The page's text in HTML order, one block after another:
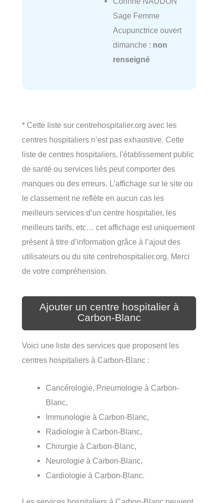
Sage Femme
Acupunctrice ouvert
dimanche : non
renseigné
* Cette liste sur centrehospitalier.org avec les
centres hospitaliers n’est pas exhaustive. Cette
liste de centres hospitaliers, l'établissement public
de santé ou services liés peut comporter des
manques ou des erreurs. L’affichage sur le site ou
le classement ne reflète en aucun cas les
meilleurs services d’un centre hospitalier, les
meilleurs tarifs, etc… cet affichage est uniquement
présent à titre d’information grâce à l’ajout des
utilisateurs ou du site centrehospitalier.org. Merci
de votre compréhension.
Ajouter un centre hospitalier à
Carbon-Blanc
Voici une liste des services que proposent les
centres hospitaliers à Carbon-Blanc :
Cancérologie, Pneumologie à Carbon-
Blanc,
Immunologie à Carbon-Blanc,
Radiologie à Carbon-Blanc,
Chirurgie à Carbon-Blanc,
Neurologie à Carbon-Blanc,
Cardiologie à Carbon-Blanc.